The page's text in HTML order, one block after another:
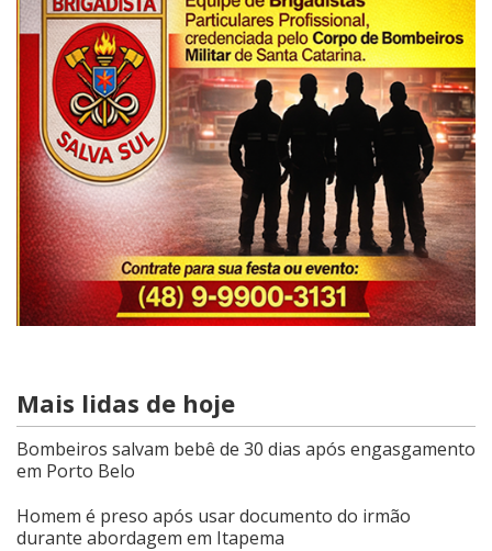
Mais lidas de hoje
Bombeiros salvam bebê de 30 dias após engasgamento
em Porto Belo
Homem é preso após usar documento do irmão
durante abordagem em Itapema